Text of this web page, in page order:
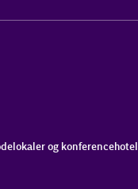
og konferencehotel